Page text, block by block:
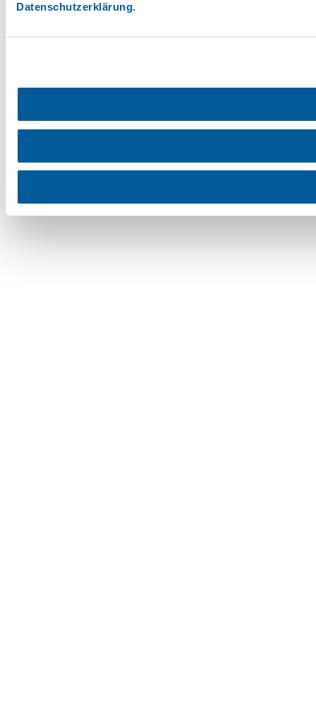
Datenschutzerklärung.